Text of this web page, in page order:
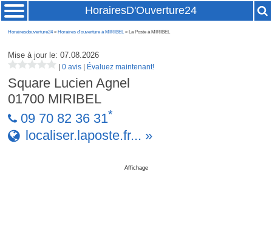
HorairesD'Ouverture24
Horairesdouverture24» Horaires d'ouverture à MIRIBEL» La Poste à MIRIBEL
Mise à jour le: 07.08.2026
|0 avis Évaluez maintenant!
Square Lucien Agnel
01700 MIRIBEL
09 70 82 36 31*
localiser.laposte.fr... »
Affichage